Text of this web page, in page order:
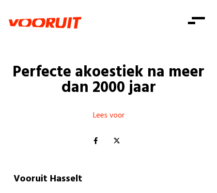
Zorg
Gelijke kansen
Welzijn
Consumentenbescherming
Kinderen en jongeren
Onze mensen
Standpunten
Vacatures
Doe mee
Doe mee
Word lid
Shop
Login
Perfecte akoestiek na meer
dan 2000 jaar
Lees voor
Vooruit Hasselt